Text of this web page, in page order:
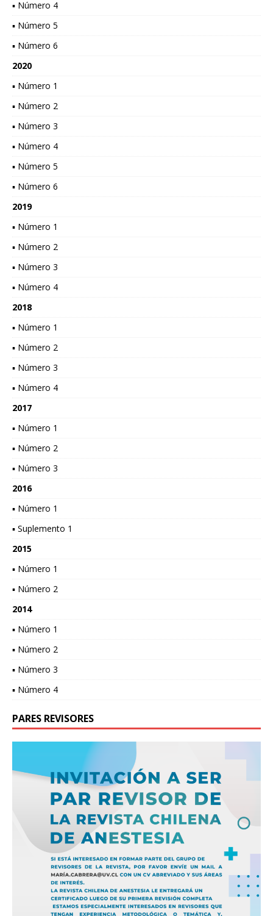
▪ Número 4
▪ Número 5
▪ Número 6
2020
▪ Número 1
▪ Número 2
▪ Número 3
▪ Número 4
▪ Número 5
▪ Número 6
2019
▪ Número 1
▪ Número 2
▪ Número 3
▪ Número 4
2018
▪ Número 1
▪ Número 2
▪ Número 3
▪ Número 4
2017
▪ Número 1
▪ Número 2
▪ Número 3
2016
▪ Número 1
▪ Suplemento 1
2015
▪ Número 1
▪ Número 2
2014
▪ Número 1
▪ Número 2
▪ Número 3
▪ Número 4
PARES REVISORES